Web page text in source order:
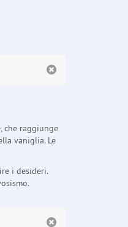
che raggiunge
vaniglia. Le
i desideri.